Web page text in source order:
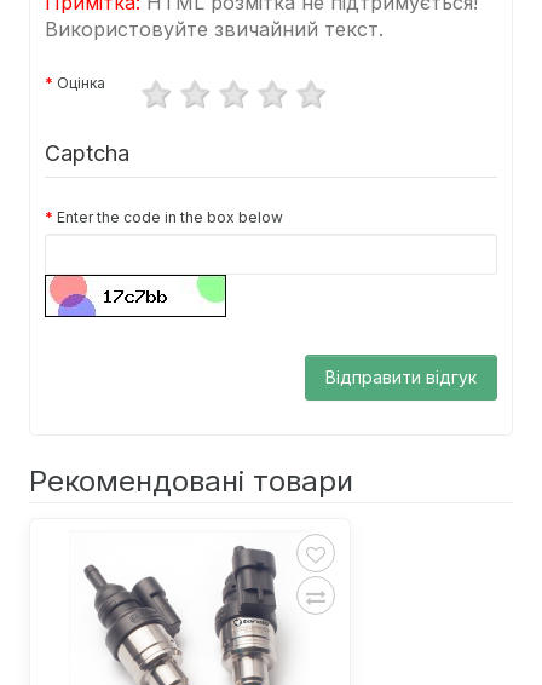
Використовуйте звичайний текст.
Оцінка
Captcha
Enter the code in the box below
Відправити відгук
Рекомендовані товари